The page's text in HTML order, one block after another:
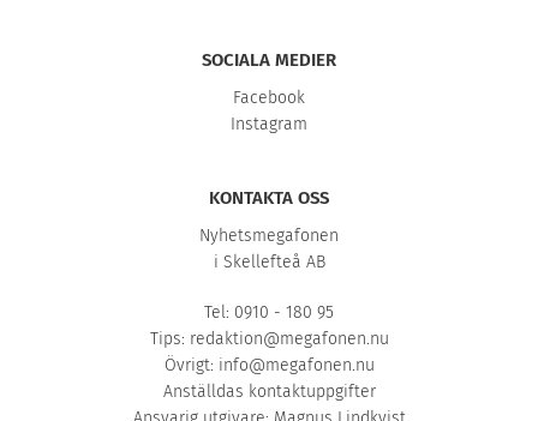
SOCIALA MEDIER
Facebook
Instagram
KONTAKTA OSS
Nyhetsmegafonen
i Skellefteå AB
Tel: 0910 - 180 95
Tips: redaktion@megafonen.nu
Övrigt: info@megafonen.nu
Anställdas kontaktuppgifter